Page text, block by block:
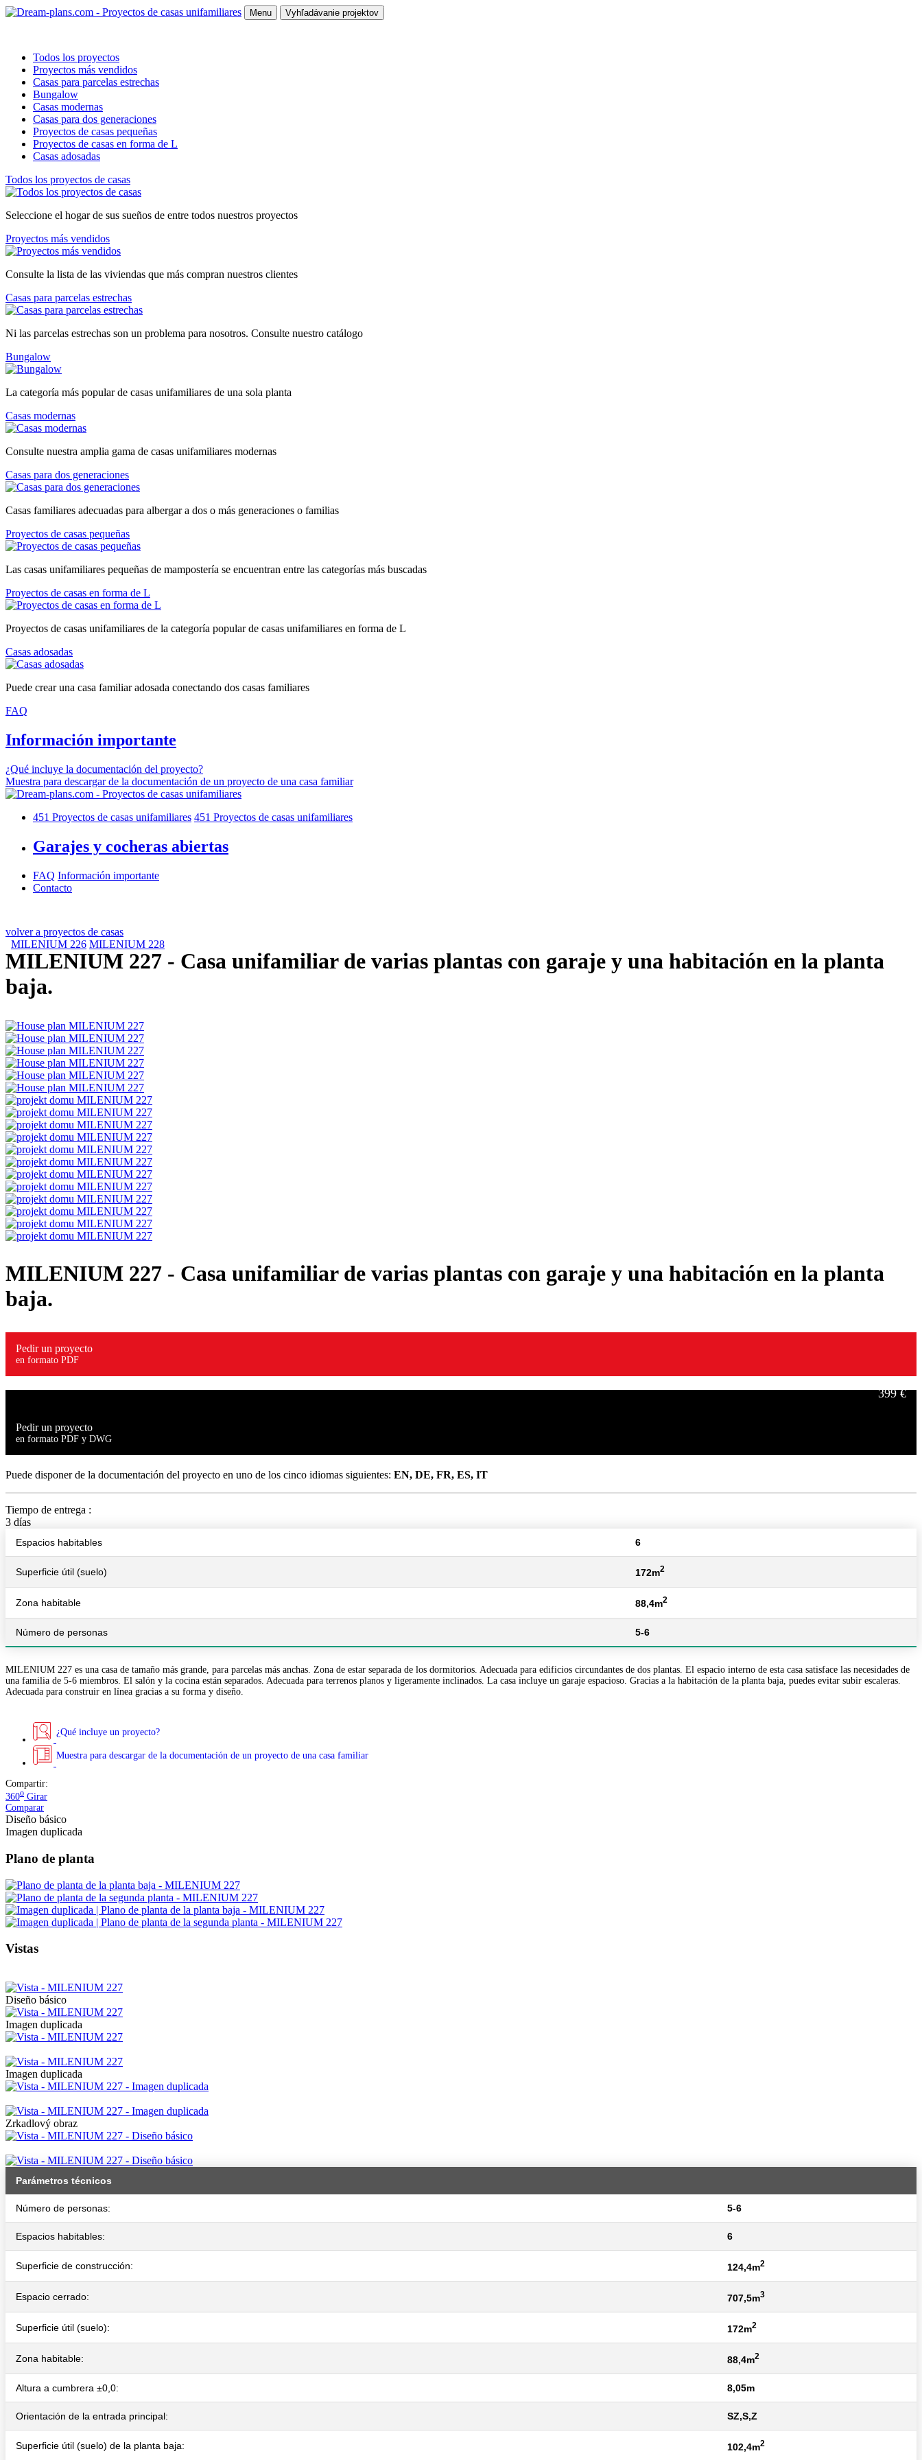
Menu Vyhľadávanie projektov
Todos los proyectos
Proyectos más vendidos
Casas para parcelas estrechas
Bungalow
Casas modernas
Casas para dos generaciones
Proyectos de casas pequeñas
Proyectos de casas en forma de L
Casas adosadas
Todos los proyectos de casas
Seleccione el hogar de sus sueños de entre todos nuestros proyectos
Proyectos más vendidos
Consulte la lista de las viviendas que más compran nuestros clientes
Casas para parcelas estrechas
Ni las parcelas estrechas son un problema para nosotros. Consulte nuestro catálogo
Bungalow
La categoría más popular de casas unifamiliares de una sola planta
Casas modernas
Consulte nuestra amplia gama de casas unifamiliares modernas
Casas para dos generaciones
Casas familiares adecuadas para albergar a dos o más generaciones o familias
Proyectos de casas pequeñas
Las casas unifamiliares pequeñas de mampostería se encuentran entre las categorías más buscadas
Proyectos de casas en forma de L
Proyectos de casas unifamiliares de la categoría popular de casas unifamiliares en forma de L
Casas adosadas
Puede crear una casa familiar adosada conectando dos casas familiares
FAQ
Información importante
¿Qué incluye la documentación del proyecto?
Muestra para descargar de la documentación de un proyecto de una casa familiar
451 Proyectos de casas unifamiliares 451 Proyectos de casas unifamiliares
Garajes y cocheras abiertas
FAQ Información importante
Contacto
volver a proyectos de casas
MILENIUM 226 MILENIUM 228
MILENIUM 227 - Casa unifamiliar de varias plantas con garaje y una habitación en la planta
baja.
MILENIUM 227 - Casa unifamiliar de varias plantas con garaje y una habitación en la planta
baja.
Pedir un proyecto
en formato PDF
399 €
Pedir un proyecto
en formato PDF y DWG
Puede disponer de la documentación del proyecto en uno de los cinco idiomas siguientes: EN, DE, FR, ES, IT
Tiempo de entrega :
3 días
Espacios habitables 6
Superficie útil (suelo) 172m2
Zona habitable 88,4m2
Número de personas 5-6
MILENIUM 227 es una casa de tamaño más grande, para parcelas más anchas. Zona de estar separada de los dormitorios. Adecuada para edificios circundantes de dos plantas. El espacio interno de esta casa satisface las necesidades de
una familia de 5-6 miembros. El salón y la cocina están separados. Adecuada para terrenos planos y ligeramente inclinados. La casa incluye un garaje espacioso. Gracias a la habitación de la planta baja, puedes evitar subir escaleras.
Adecuada para construir en línea gracias a su forma y diseño.
¿Qué incluye un proyecto?
Muestra para descargar de la documentación de un proyecto de una casa familiar
Compartir:
360o Girar
Comparar
Diseño básico
Imagen duplicada
Plano de planta
Vistas
Diseño básico
Imagen duplicada
Imagen duplicada
Zrkadlový obraz
Parámetros técnicos
Número de personas: 5-6
Espacios habitables: 6
Superficie de construcción: 124,4m2
Espacio cerrado: 707,5m3
Superficie útil (suelo): 172m2
Zona habitable: 88,4m2
Altura a cumbrera ±0,0: 8,05m
Orientación de la entrada principal: SZ,S,Z
Superficie útil (suelo) de la planta baja: 102,4m2